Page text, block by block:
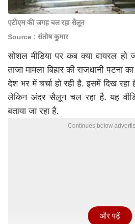
एटीएम की जगह चल रहा सैलून
Source : संतोष कुमार
सोशल मीडिया पर कब क्या वायरल हो
ताजा मामला बिहार की राजधानी पटना
देश भर में चर्चा हो रही है. इसमें दिख
लेकिन अंदर सैलून चल रहा है. यह
बताया जा रहा है.
Continues below
और पढ़ें